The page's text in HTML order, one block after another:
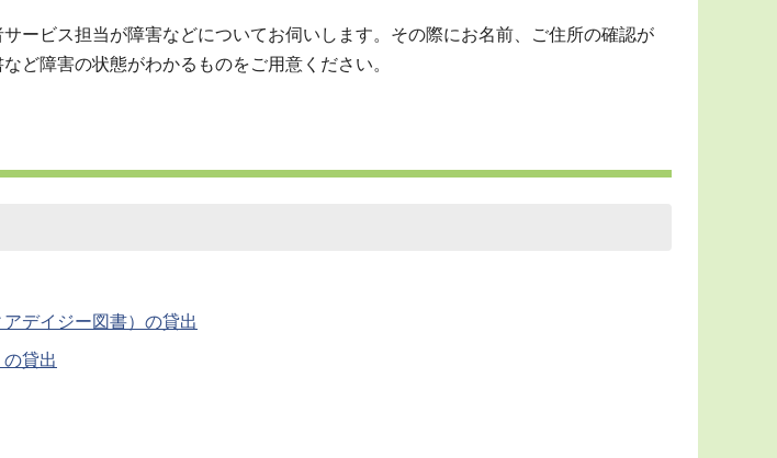
ービス担当が障害などについてお伺いします。その際にお名前、ご住所の確認が
ど障害の状態がわかるものをご用意ください。
デイジー図書）の貸出
貸出